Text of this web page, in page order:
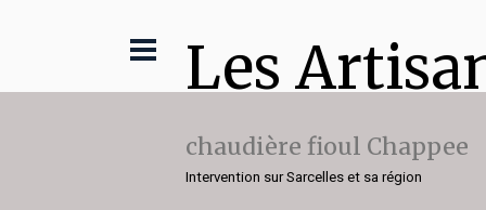
Les
chaudière fioul Chappee
Intervention sur Sarcelles et sa région